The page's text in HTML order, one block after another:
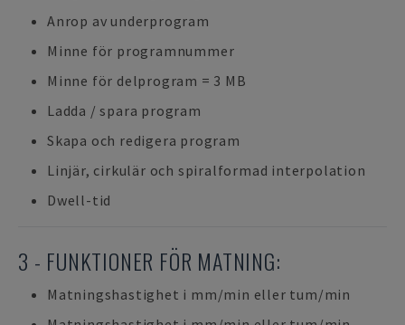
Anrop av underprogram
Minne för programnummer
Minne för delprogram = 3 MB
Ladda / spara program
Skapa och redigera program
Linjär, cirkulär och spiralformad interpolation
Dwell-tid
3 - FUNKTIONER FÖR MATNING:
Matningshastighet i mm/min eller tum/min